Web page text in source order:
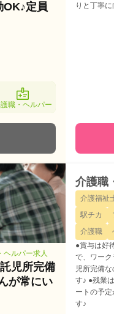
定員
職・ヘルパー
りと丁寧
ヘルパー求人
児所完備
が常にい
介護職
介護福祉
駅チカ
介護職
●賞与は好
で、ワー
児所完備
す♪ ●残業
ートの予
す♪